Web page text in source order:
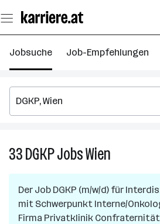
Seiteninhalt
springen
Jobsuche Job-Empfehlungen
33DGKPJobsWien
in
Wien
Der Job DGKP (m/w/d) für
mit Schwerpunkt Interne/
Firma Privatklinik Confraternität